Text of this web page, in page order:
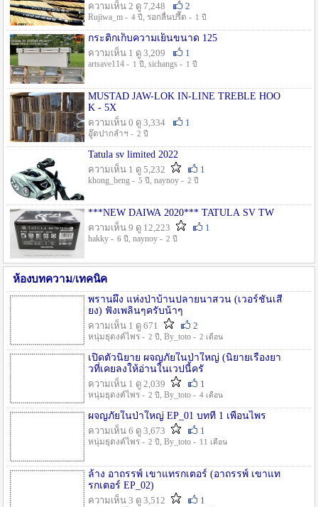
ความเห็น 2 ดู 7,248
2
Rujiwa_m - 4 ปี , รอกลื่นปรื๊ด - 1 ปี
กระติกเก็บความเย็นขนาด 125
ความเห็น 1 ดู 3,209
1
artsave114 - 1 ปี , sichangs - 1 ปี
MUSTAD JAW-LOK IN-LINE TREBLE HOO
K - 5X
ความเห็น 0 ดู 3,334
1
อู๊ดปากลำฯ - 2 ปี
Tatula sv limited 2022
ความเห็น 1 ดู 5,232
1
khong_beng - 5 ปี , naynoy - 2 ปี
***NEW DAIWA 2020*** TATULA SV TW
ความเห็น 9 ดู 12,223
1
hakky - 6 ปี , naynoy - 2 ปี
ห้องบทความ/เทคนิค
พรานผึ้ง แห่งป่าบ้านปลายนาสวน (เวอร์ชั่นเสี
ยง) ฟังเพลินๆครับน้าๆ
ความเห็น 1 ดู 671
2
หนุ่มธุดงค์ไพร - 2 ปี , By_toto - 2 เดือน
เปิดตัวนิยาย ผจญภัยในป่าใหญ่ (นิยายเรื่องยา
วที่เคยลงให้อ่านในเวปนี้ครั
ความเห็น 1 ดู 2,039
1
หนุ่มธุดงค์ไพร - 2 ปี , By_toto - 4 เดือน
ผจญภัยในป่าใหญ่ EP_01 บทที่ 1 เพื่อนไพร
ความเห็น 6 ดู 3,673
1
หนุ่มธุดงค์ไพร - 2 ปี , By_toto - 11 เดือน
ล้าง อาถรรพ์ เขาแทรกเตอร์ (อาถรรพ์ เขาแท
รกเตอร์ EP_02)
ความเห็น 3 ดู 3,512
1